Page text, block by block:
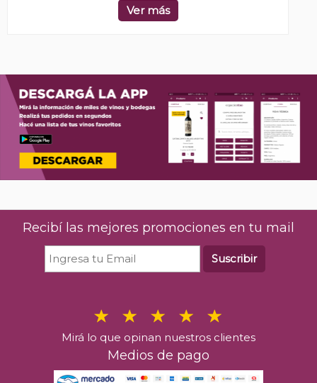
Ver más
Recibí las mejores promociones en tu mail
Suscribir
Mirá lo que opinan nuestros clientes
Medios de pago